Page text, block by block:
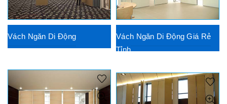
Vách Ngăn Di Động
Vách Ngăn Di Động Giá Rẻ
Tỉnh